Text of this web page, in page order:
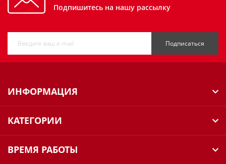
Подпишитесь на нашу рассылку
Подписаться
ИНФОРМАЦИЯ
КАТЕГОРИИ
ВРЕМЯ РАБОТЫ